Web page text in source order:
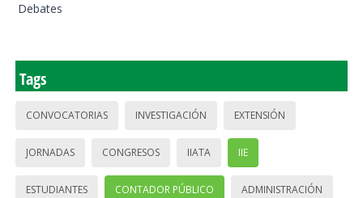
Debates
Tags
CONVOCATORIAS INVESTIGACIÓN EXTENSIÓN
JORNADAS CONGRESOS IIATA IIE
ESTUDIANTES CONTADOR PÚBLICO ADMINISTRACIÓN